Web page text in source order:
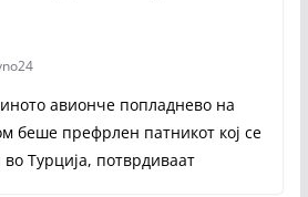
авионче попладнево на
беше префрлен патникот кој се
Турција, потврдиваат